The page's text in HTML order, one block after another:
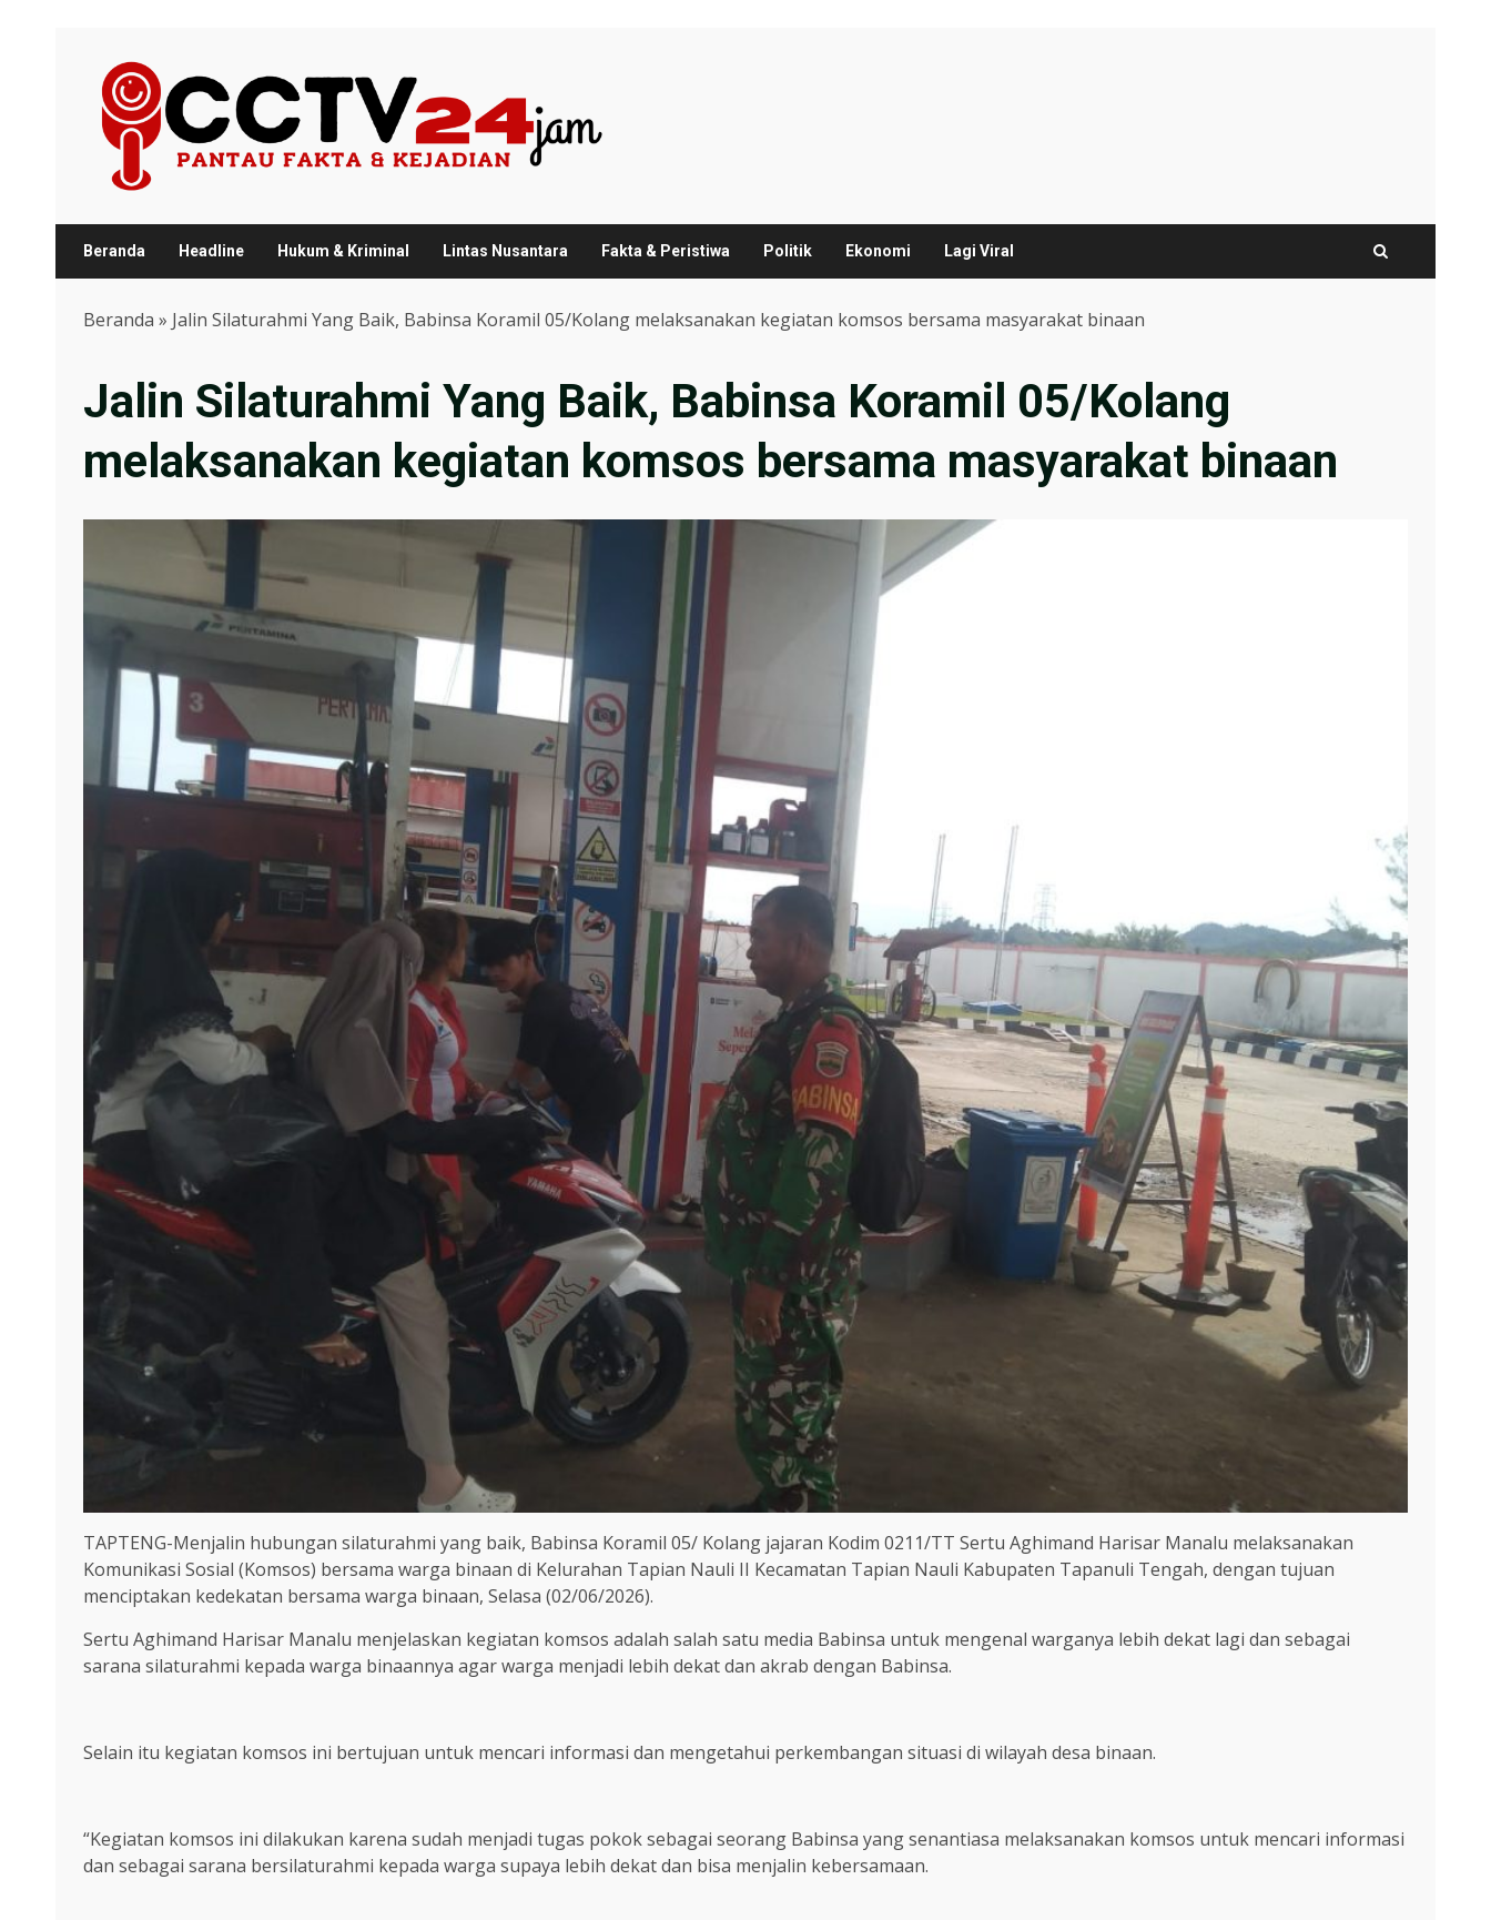
content
Beranda Headline Hukum & Kriminal Lintas Nusantara Fakta & Peristiwa Politik Ekonomi Lagi Viral
Beranda » Jalin Silaturahmi Yang Baik, Babinsa Koramil 05/Kolang melaksanakan kegiatan komsos bersama masyarakat binaan
Jalin Silaturahmi Yang Baik, Babinsa Koramil 05/Kolang
melaksanakan kegiatan komsos bersama masyarakat binaan
TAPTENG-Menjalin hubungan silaturahmi yang baik, Babinsa Koramil 05/ Kolang jajaran Kodim 0211/TT Sertu Aghimand Harisar Manalu melaksanakan
Komunikasi Sosial (Komsos) bersama warga binaan di Kelurahan Tapian Nauli II Kecamatan Tapian Nauli Kabupaten Tapanuli Tengah, dengan tujuan
menciptakan kedekatan bersama warga binaan, Selasa (02/06/2026).
Sertu Aghimand Harisar Manalu menjelaskan kegiatan komsos adalah salah satu media Babinsa untuk mengenal warganya lebih dekat lagi dan sebagai
sarana silaturahmi kepada warga binaannya agar warga menjadi lebih dekat dan akrab dengan Babinsa.
Selain itu kegiatan komsos ini bertujuan untuk mencari informasi dan mengetahui perkembangan situasi di wilayah desa binaan.
“Kegiatan komsos ini dilakukan karena sudah menjadi tugas pokok sebagai seorang Babinsa yang senantiasa melaksanakan komsos untuk mencari informasi
dan sebagai sarana bersilaturahmi kepada warga supaya lebih dekat dan bisa menjalin kebersamaan.